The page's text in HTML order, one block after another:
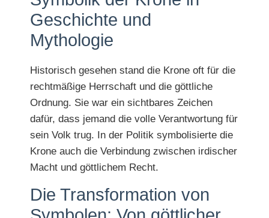
Geschichte und
Mythologie
Historisch gesehen stand die Krone oft für die
rechtmäßige Herrschaft und die göttliche
Ordnung. Sie war ein sichtbares Zeichen
dafür, dass jemand die volle Verantwortung für
sein Volk trug. In der Politik symbolisierte die
Krone auch die Verbindung zwischen irdischer
Macht und göttlichem Recht.
Die Transformation von